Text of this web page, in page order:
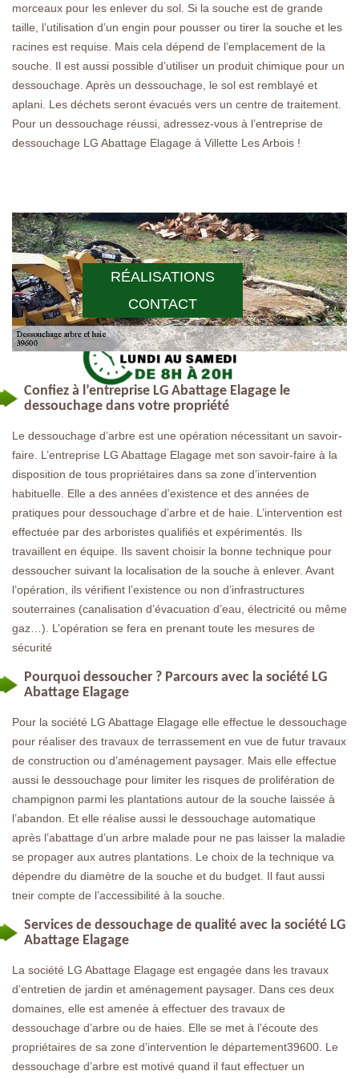
RÉALISATIONS
CONTACT
morceaux pour les enlever du sol. Si la souche est de grande
taille, l’utilisation d’un engin pour pousser ou tirer la souche et les
racines est requise. Mais cela dépend de l’emplacement de la
souche. Il est aussi possible d’utiliser un produit chimique pour un
dessouchage. Après un dessouchage, le sol est remblayé et
aplani. Les déchets seront évacués vers un centre de traitement.
Pour un dessouchage réussi, adressez-vous à l’entreprise de
dessouchage LG Abattage Elagage à Villette Les Arbois !
Confiez à l’entreprise LG Abattage Elagage le
dessouchage dans votre propriété
Le dessouchage d’arbre est une opération nécessitant un savoir-
faire. L’entreprise LG Abattage Elagage met son savoir-faire à la
disposition de tous propriétaires dans sa zone d’intervention
habituelle. Elle a des années d’existence et des années de
pratiques pour dessouchage d’arbre et de haie. L’intervention est
effectuée par des arboristes qualifiés et expérimentés. Ils
travaillent en équipe. Ils savent choisir la bonne technique pour
dessoucher suivant la localisation de la souche à enlever. Avant
l’opération, ils vérifient l’existence ou non d’infrastructures
souterraines (canalisation d’évacuation d’eau, électricité ou même
gaz…). L’opération se fera en prenant toute les mesures de
sécurité
Pourquoi dessoucher ? Parcours avec la société LG
Abattage Elagage
Pour la société LG Abattage Elagage elle effectue le dessouchage
pour réaliser des travaux de terrassement en vue de futur travaux
de construction ou d’aménagement paysager. Mais elle effectue
aussi le dessouchage pour limiter les risques de prolifération de
champignon parmi les plantations autour de la souche laissée à
l’abandon. Et elle réalise aussi le dessouchage automatique
après l’abattage d’un arbre malade pour ne pas laisser la maladie
se propager aux autres plantations. Le choix de la technique va
dépendre du diamètre de la souche et du budget. Il faut aussi
tneir compte de l’accessibilité à la souche.
Services de dessouchage de qualité avec la société LG
Abattage Elagage
La société LG Abattage Elagage est engagée dans les travaux
d’entretien de jardin et aménagement paysager. Dans ces deux
domaines, elle est amenée à effectuer des travaux de
dessouchage d’arbre ou de haies. Elle se met à l’écoute des
propriétaires de sa zone d’intervention le département39600. Le
dessouchage d’arbre est motivé quand il faut effectuer un